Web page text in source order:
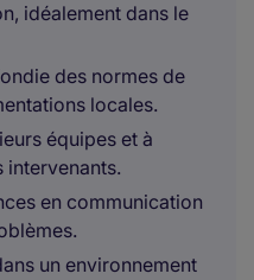
idéalement dans le
des normes de
locales.
équipes et à
en communication
un environnement